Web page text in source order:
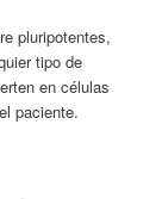
pluripotentes,
tipo de
en células
paciente.